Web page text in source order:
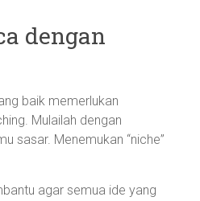
dengan
baik memerlukan
Mulailah dengan
sasar. Menemukan “niche”
agar semua ide yang